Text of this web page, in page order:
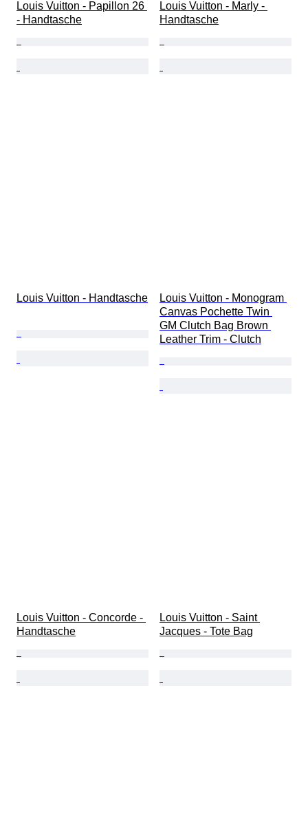
Louis Vuitton - Papillon 26
- Handtasche
Louis Vuitton - Marly -
Handtasche
Louis Vuitton - Handtasche
Louis Vuitton - Monogram
Canvas Pochette Twin
GM Clutch Bag Brown
Leather Trim - Clutch
Louis Vuitton - Concorde -
Handtasche
Louis Vuitton - Saint
Jacques - Tote Bag